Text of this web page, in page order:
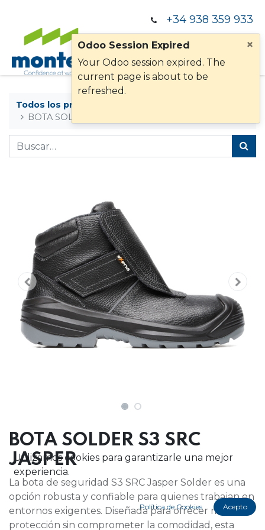
+34 938 359 933
Todos los productos
BOTA SOLDER S3 SRC JASPER
BOTA SOLDER S3 SRC
JASPER
La bota de seguridad S3 SRC Jasper Solder es una
opción robusta y confiable para quienes trabajan en
entornos exigentes. Diseñada para ofrecer máxima
protección sin comprometer la comodidad, esta
Utilizamos cookies para garantizarle una mejor
experiencia.
Política de Cookies Acepto
×
Odoo Session Expired
Your Odoo session expired. The
current page is about to be
refreshed.